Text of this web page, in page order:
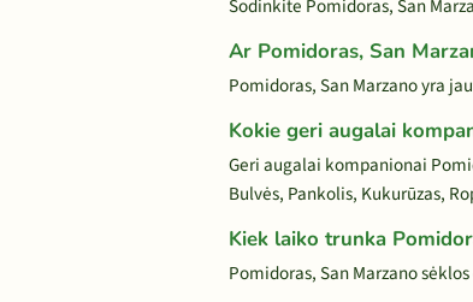
Sodinkite Pomidoras, San
Ar Pomidoras, San
Pomidoras, San Marzano yra
Kokie geri augalai
Geri augalai kompanionai
Bulvės, Pankolis, Kukurūzas,
Kiek laiko trunka
Pomidoras, San Marzano